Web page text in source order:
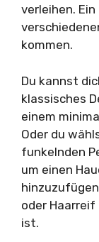
verleihen.
kommen.
Du kannst
klassisches
einem
Oder du
funkelnden
um einen
oder
ist.